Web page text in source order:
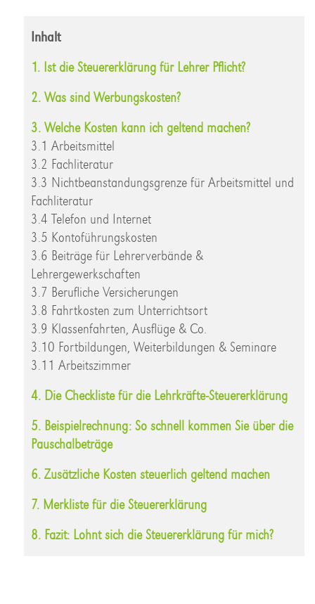
Inhalt
1. Ist die Steuererklärung für Lehrer Pflicht?
2. Was sind Werbungskosten?
3. Welche Kosten kann ich geltend machen?
3.1 Arbeitsmittel
3.2 Fachliteratur
3.3 Nichtbeanstandungsgrenze für Arbeitsmittel und
Fachliteratur
3.4 Telefon und Internet
3.5 Kontoführungskosten
3.6 Beiträge für Lehrerverbände &
Lehrergewerkschaften
3.7 Berufliche Versicherungen
3.8 Fahrtkosten zum Unterrichtsort
3.9 Klassenfahrten, Ausflüge & Co.
3.10 Fortbildungen, Weiterbildungen & Seminare
3.11 Arbeitszimmer
4. Die Checkliste für die Lehrkräfte-Steuererklärung
5. Beispielrechnung: So schnell kommen Sie über die
Pauschalbeträge
6. Zusätzliche Kosten steuerlich geltend machen
7. Merkliste für die Steuererklärung
8. Fazit: Lohnt sich die Steuererklärung für mich?